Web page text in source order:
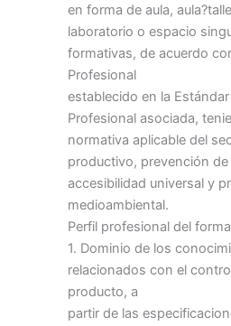
en forma de aula,
laboratorio o espacio
formativas, de acuerdo
Profesional
establecido en la
Profesional asociada,
normativa aplicable del
productivo, prevención
accesibilidad universal y
medioambiental.
Perfil profesional del
1. Dominio de los
relacionados con el
producto, a
partir de las